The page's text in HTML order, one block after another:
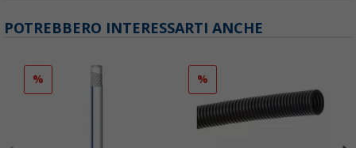
POTREBBERO INTERESSARTI ANCHE
% %